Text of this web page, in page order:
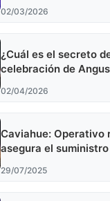
02/03/2026
¿Cuál es el secreto
celebración de
AC/DC eligió el River
02/04/2026
Caviahue: Operativo
asegura el
29/07/2025